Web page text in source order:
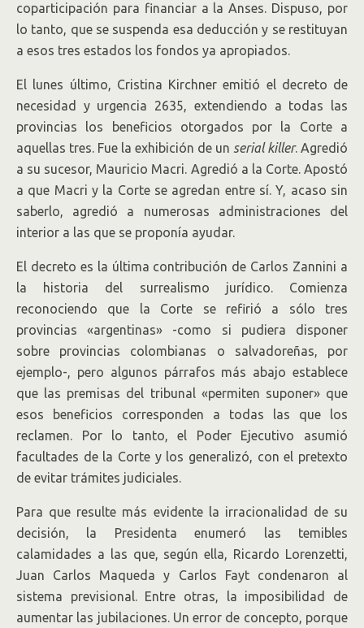
coparticipación para financiar a la Anses. Dispuso, por
lo tanto, que se suspenda esa deducción y se restituyan
a esos tres estados los fondos ya apropiados.
El lunes último, Cristina Kirchner emitió el decreto de
necesidad y urgencia 2635, extendiendo a todas las
provincias los beneficios otorgados por la Corte a
aquellas tres. Fue la exhibición de un serial killer. Agredió
a su sucesor, Mauricio Macri. Agredió a la Corte. Apostó
a que Macri y la Corte se agredan entre sí. Y, acaso sin
saberlo, agredió a numerosas administraciones del
interior a las que se proponía ayudar.
El decreto es la última contribución de Carlos Zannini a
la historia del surrealismo jurídico. Comienza
reconociendo que la Corte se refirió a sólo tres
provincias «argentinas» -como si pudiera disponer
sobre provincias colombianas o salvadoreñas, por
ejemplo-, pero algunos párrafos más abajo establece
que las premisas del tribunal «permiten suponer» que
esos beneficios corresponden a todas las que los
reclamen. Por lo tanto, el Poder Ejecutivo asumió
facultades de la Corte y los generalizó, con el pretexto
de evitar trámites judiciales.
Para que resulte más evidente la irracionalidad de su
decisión, la Presidenta enumeró las temibles
calamidades a las que, según ella, Ricardo Lorenzetti,
Juan Carlos Maqueda y Carlos Fayt condenaron al
sistema previsional. Entre otras, la imposibilidad de
aumentar las jubilaciones. Un error de concepto, porque